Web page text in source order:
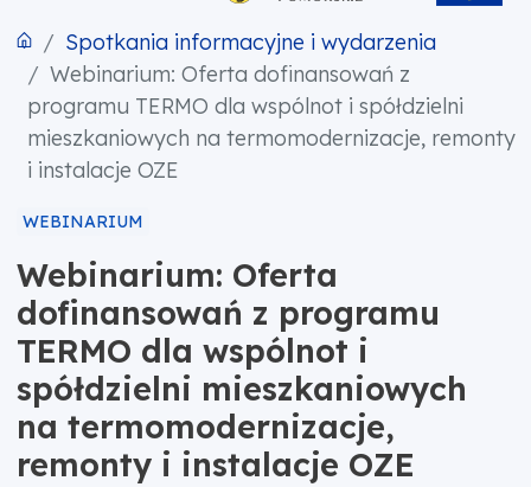
Spotkania informacyjne i wydarzenia
Webinarium: Oferta dofinansowań z
programu TERMO dla wspólnot i spółdzielni
mieszkaniowych na termomodernizacje, remonty
i instalacje OZE
WEBINARIUM
Webinarium: Oferta
dofinansowań z programu
TERMO dla wspólnot i
spółdzielni mieszkaniowych
na termomodernizacje,
remonty i instalacje OZE